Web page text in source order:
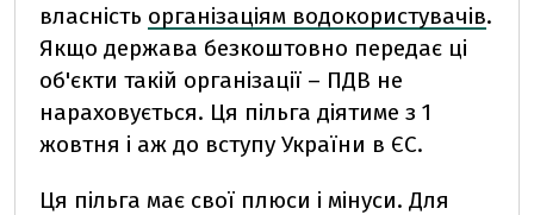
власність організаціям водокористувачів.
Якщо держава безкоштовно передає ці
об'єкти такій організації – ПДВ не
нараховується. Ця пільга діятиме з 1
жовтня і аж до вступу України в ЄС.
Ця пільга має свої плюси і мінуси. Для